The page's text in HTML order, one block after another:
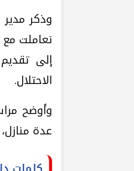
وذكر
تعاملت مع
إلى
الاحتلال.
وأوضح
عدة